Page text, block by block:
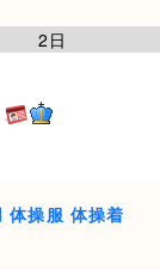
2日
体操服 体操着